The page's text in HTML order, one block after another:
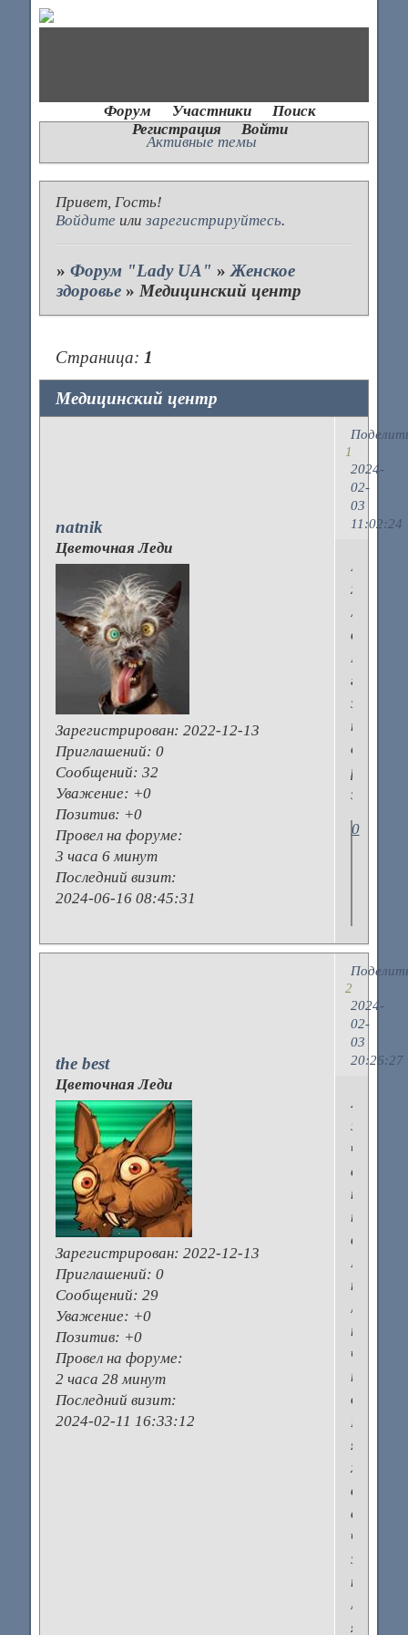
Форум Участники
Поиск
Регистрация
Войти
Активные темы
Привет, Гость!
Войдите или зарегистрируйтесь.
»Форум "Lady UA" »Женское
здоровье » Медицинский центр
Медицинский центр
Страница:1
1
2024-
02-
03
11:02:24
natnik
Цветочная Леди
Зарегистрирован: 2022-12-13
Приглашений: 0
Сообщений: 32
Уважение: +0
Позитив: +0
Провел на форуме:
3 часа 6 минут
Последний визит:
2024-06-16 08:45:31
в
Москве,
где
с
0
2
2024-
02-
03
20:26:27
the best
Цветочная Леди
Зарегистрирован: 2022-12-13
Приглашений: 0
Сообщений: 29
Уважение: +0
Позитив: +0
Провел на форуме:
2 часа 28 минут
Последний визит:
2024-02-11 16:33:12
Я
жалею,
что
сразу
не
поехала
в
Москву
на
лечение,
что
там
дорого.
Но
я
хочу
вам
что
за
лет
я